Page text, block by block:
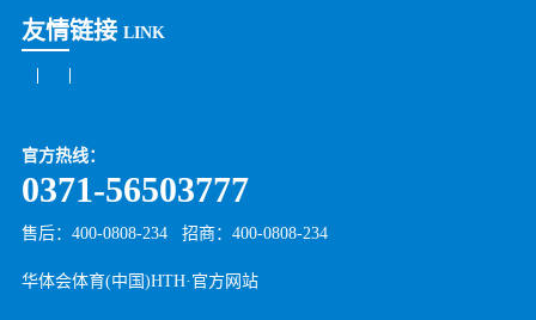
友情链接 LINK
官方热线：
0371-56503777
售后：400-0808-234 招商： 400-0808-234
华体会体育(中国)HTH·官方网站